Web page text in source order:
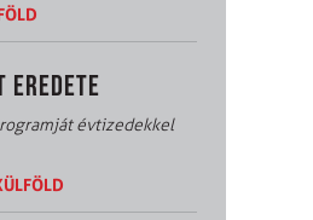
EREDETE
évtizedekkel